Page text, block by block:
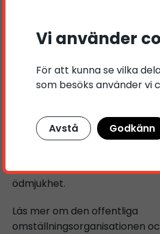
Vi känner en djup och ödmjuk
förtroendet. Samtidigt vet vi
utan snarare om vårt ansvar:
arbetsmarknadskunskap,
att finna sin väg framåt.
ett uppdrag vi tar oss an med
ödmjukhet.
Läs mer om den offentliga
omställningsorganisationen
Vi använder
För att kunna se vilka
som besöks använder vi
Avstå Godkänn